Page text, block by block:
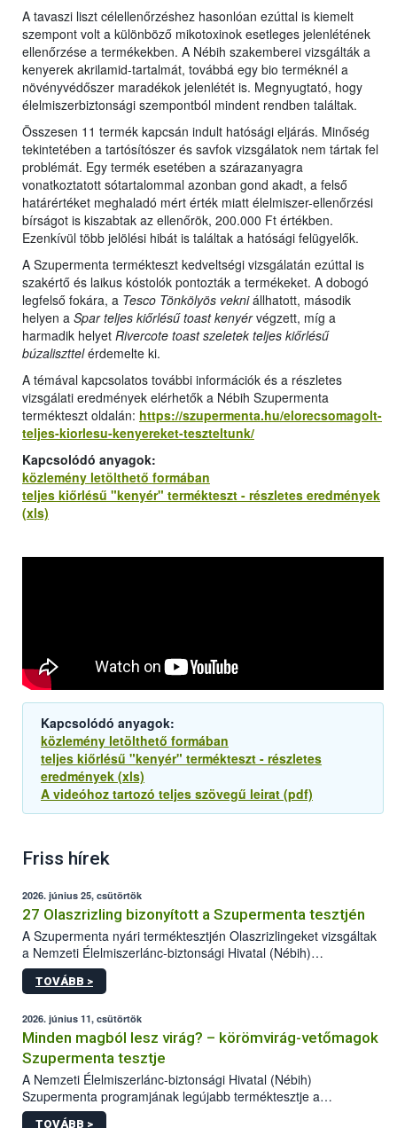
A tavaszi liszt célellenőrzéshez hasonlóan ezúttal is kiemelt
szempont volt a különböző mikotoxinok esetleges jelenlétének
ellenőrzése a termékekben. A Nébih szakemberei vizsgálták a
kenyerek akrilamid-tartalmát, továbbá egy bio terméknél a
növényvédőszer maradékok jelenlétét is. Megnyugtató, hogy
élelmiszerbiztonsági szempontból mindent rendben találtak.
Összesen 11 termék kapcsán indult hatósági eljárás. Minőség
tekintetében a tartósítószer és savfok vizsgálatok nem tártak fel
problémát. Egy termék esetében a szárazanyagra
vonatkoztatott sótartalommal azonban gond akadt, a felső
határértéket meghaladó mért érték miatt élelmiszer-ellenőrzési
bírságot is kiszabtak az ellenőrök, 200.000 Ft értékben.
Ezenkívül több jelölési hibát is találtak a hatósági felügyelők.
A Szupermenta termékteszt kedveltségi vizsgálatán ezúttal is
szakértő és laikus kóstolók pontozták a termékeket. A dobogó
legfelső fokára, a Tesco Tönkölyös vekniállhatott, második
helyen a Spar teljes kiőrlésű toast kenyérvégzett, míg a
harmadik helyet Rivercote toast szeletek teljes kiőrlésű
búzaliszttelérdemelte ki.
A témával kapcsolatos további információk és a részletes
vizsgálati eredmények elérhetők a Nébih Szupermenta
termékteszt oldalán: https://szupermenta.hu/elorecsomagolt-
teljes-kiorlesu-kenyereket-teszteltunk/
Kapcsolódó anyagok:
közlemény letölthető formában
teljes kiőrlésű "kenyér" termékteszt - részletes eredmények
(xls)
Kapcsolódó anyagok:
közlemény letölthető formában
teljes kiőrlésű "kenyér" termékteszt - részletes
eredmények (xls)
A videóhoz tartozó teljes szövegű leirat (pdf)
Friss hírek
2026. június 25, csütörtök
27 Olaszrizling bizonyított a Szupermenta tesztjén
A Szupermenta nyári terméktesztjén Olaszrizlingeket vizsgáltak
a Nemzeti Élelmiszerlánc-biztonsági Hivatal (Nébih)
szakemberei. Összesen 27 bor került „nagyító alá”, melyek az
élelmiszerbiztonsági és -minőségi vizsgálatok, valamint a
vizsgálaton az is kiderült, melyek a kóstolók által
legkedveltebbnek ítélt Olaszrizlingek.
TOVÁBB >
2026. június 11, csütörtök
Minden magból lesz virág? – körömvirág-vetőmagok
Szupermenta tesztje
A Nemzeti Élelmiszerlánc-biztonsági Hivatal (Nébih)
Szupermenta programjának legújabb terméktesztje a
körömvirág-vetőmagokra fókuszált. A hatósági vizsgálatokon a
TOVÁBB >